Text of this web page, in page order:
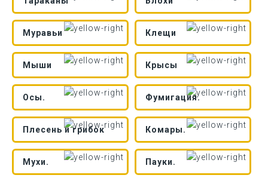
Муравьи Клещи
Мыши Крысы
Осы. Фумигация.
Плесень и грибок Комары.
Мухи. Пауки.